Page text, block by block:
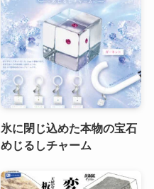
氷に閉じ込めた本物の宝石
めじるしチャーム